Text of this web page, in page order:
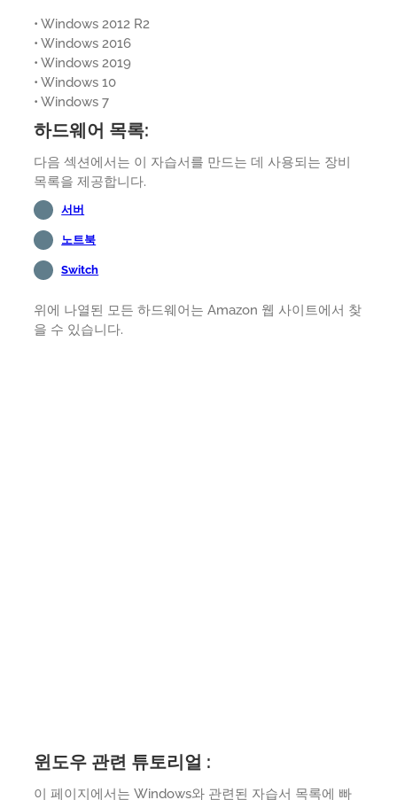
• Windows 2012 R2
• Windows 2016
• Windows 2019
• Windows 10
• Windows 7
하드웨어 목록:
다음 섹션에서는 이 자습서를 만드는 데 사용되는 장비
목록을 제공합니다.
서버
노트북
Switch
위에 나열된 모든 하드웨어는 Amazon 웹 사이트에서 찾
을 수 있습니다.
윈도우 관련 튜토리얼 :
이 페이지에서는 Windows와 관련된 자습서 목록에 빠